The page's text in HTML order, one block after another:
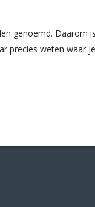
genoemd. Daarom
precies weten waar